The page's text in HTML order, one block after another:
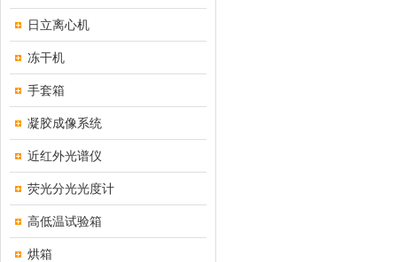
日立离心机
冻干机
手套箱
凝胶成像系统
近红外光谱仪
荧光分光光度计
高低温试验箱
烘箱